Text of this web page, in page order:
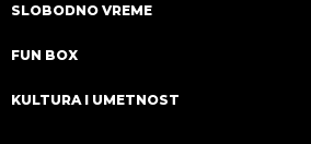
SLOBODNO VREME
FUN BOX
KULTURA I UMETNOST